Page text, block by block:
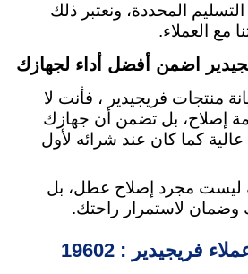
التسليم المحددة، ونعتبر ذلك
مع العملاء.
اضمن أفضل أداء لجهازك
منتجات فريجيدير ، فأنت لا
إصلاح، بل تضمن أن جهازك
كما كان عند شرائه لأول
ليست مجرد إصلاح عطل، بل
وضمان لاستمرار راحتك.
فريجيدير : 19602